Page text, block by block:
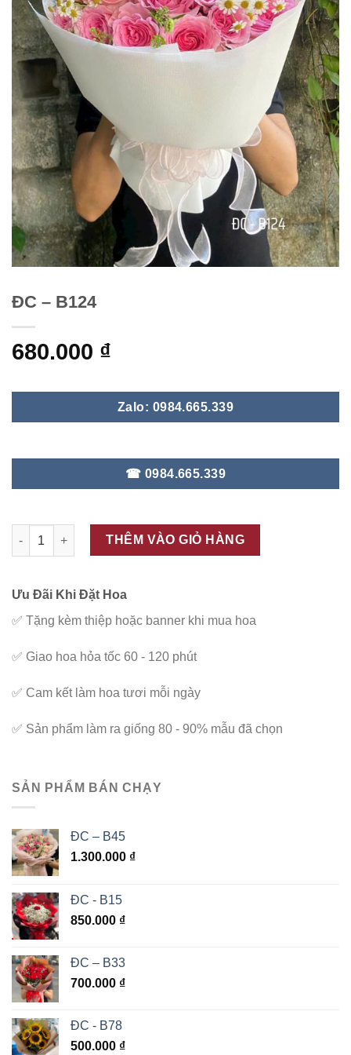
ĐC – B124
680.000 ₫
Zalo: 0984.665.339
☎ 0984.665.339
ĐC - B124 số lượng
THÊM VÀO GIỎ HÀNG
Ưu Đãi Khi Đặt Hoa
✅ Tặng kèm thiệp hoặc banner khi mua hoa
✅ Giao hoa hỏa tốc 60 - 120 phút
✅ Cam kết làm hoa tươi mỗi ngày
✅ Sản phẩm làm ra giống 80 - 90% mẫu đã chọn
SẢN PHẨM BÁN CHẠY
ĐC – B45
1.300.000 ₫
ĐC - B15
850.000 ₫
ĐC – B33
700.000 ₫
ĐC - B78
500.000 ₫